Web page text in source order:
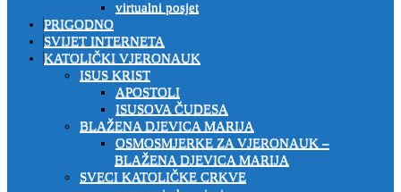
virtualni posjet
PRIGODNO
SVIJET INTERNETA
KATOLIČKI VJERONAUK
ISUS KRIST
APOSTOLI
ISUSOVA ČUDESA
BLAŽENA DJEVICA MARIJA
OSMOSMJERKE ZA VJERONAUK –
BLAŽENA DJEVICA MARIJA
SVECI KATOLIČKE CRKVE